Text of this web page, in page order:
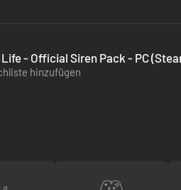
- Official Siren Pack - PC
hinzufügen